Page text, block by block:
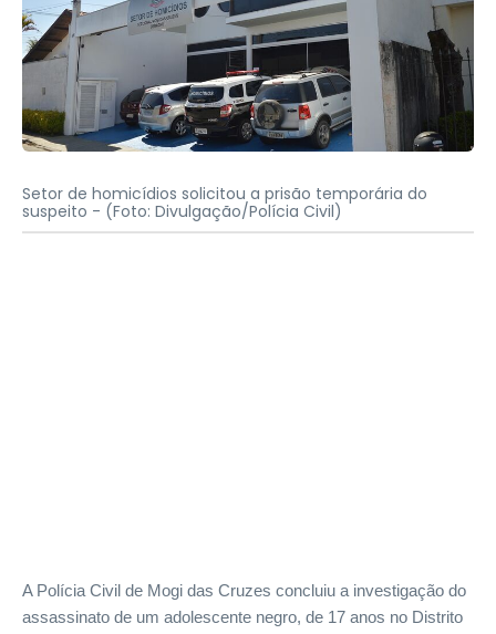
Setor de homicídios solicitou a prisão temporária do
suspeito - (Foto: Divulgação/Polícia Civil)
A Polícia Civil de Mogi das Cruzes concluiu a investigação do
assassinato de um adolescente negro, de 17 anos no Distrito